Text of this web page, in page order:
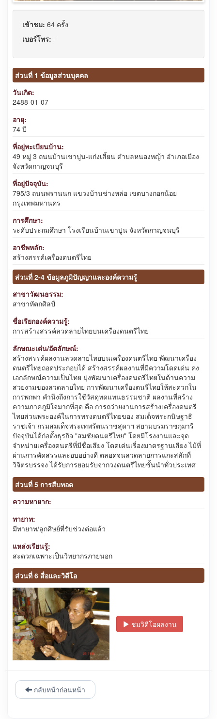
เข้าชม: 64 ครั้ง
เบอร์โทร: -
ส่วนที่ 1 ข้อมูลส่วนบุคคล
วันเกิด:
2488-01-07
อายุ:
74 ปี
ที่อยู่ทะเบียนบ้าน:
49 หมู่ 3 ถนนบ้านเขาปูน-แก่งเสี้ยน ตำบลหนองหญ้า อำเภอเมือง
จังหวัดกาญจนบุรี
ที่อยู่ปัจจุบัน:
795/3 ถนนพรานนก แขวงบ้านช่างหล่อ เขตบางกอกน้อย
กรุงเทพมหานคร
การศึกษา:
ระดับประถมศึกษา โรงเรียนบ้านเขาปูน จังหวัดกาญจนบุรี
อาชีพหลัก:
สร้างสรรค์เครื่องดนตรีไทย
ส่วนที่ 2-4 ข้อมูลภูมิปัญญาและองค์ความรู้
สาขาวัฒนธรรม:
สาขาหัตถศิลป์
ชื่อเรียกองค์ความรู้:
การสร้างสรรค์ลวดลายไทยบนเครื่องดนตรีไทย
ลักษณะเด่น/อัตลักษณ์:
สร้างสรรค์ผลงานลวดลายไทยบนเครื่องดนตรีไทย พัฒนาเครื่อง
ดนตรีไทยถอดประกอบได้ สร้างสรรค์ผลงานที่มีความโดดเด่น คง
เอกลักษณ์ความเป็นไทย มุ่งพัฒนาเครื่องดนตรีไทยในด้านความ
สวยงามของลวดลายไทย การพัฒนาเครื่องตนรีไทยให้สะดวกใน
การพกพา คำนึงถึงการใช้วัสดุทดแทนธรรมชาติ ผลงานที่สร้าง
ความภาคภูมิใจมากที่สุด คือ การถว่ายงานการสร้างเครื่องดนตรี
ไทยส่วนพระองค์ในการทรงดนตรีไทยของ สมเด็จพระกนิษฐาธิ
ราชเจ้า กรมสมเด็จพระเทพรัตนราชสุดาฯ สยามบรมราชกุมารี
ปัจจุบันได้ก่อตั้งธุรกิจ "สมชัยดนตรีไทย" โดยมีโรงงานและจุด
จำหน่ายเครื่องดนตรีที่มีชื่อเสียง โดดเด่นเรื่องมาตรฐานเสียง ไม้ที่
ผ่านการคัดสรรและอบอย่างดี ตลอดจนลวดลายการแกะสลักที่
วิจิตรบรรจง ได้รับการยอมรับจากวงดนตรีไทยชั้นนำทั่วประเทศ
ส่วนที่ 5 การสืบทอด
ความหายาก:
ทายาท:
มีทายาท/ลูกศิษย์ที่รับช่วงต่อแล้ว
แหล่งเรียนรู้:
สะดวกเฉพาะเป็นวิทยากรภายนอก
ส่วนที่ 6 สื่อและวิดีโอ
ชมวิดีโอผลงาน
กลับหน้าก่อนหน้า